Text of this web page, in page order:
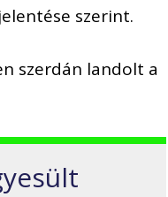
szerint.
szerdán landolt a